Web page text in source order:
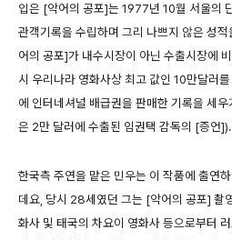
입은 [악어의 공포]는 1977년 10월 서울의
관객기록을 수립하며 그리 나쁘지 않은 성
어의 공포]가 내수시장이 아닌 수출시장에
시 우리나라 영화사상 최고 값인 10만달러
에 인터네셔널 배급권을 판매한 기록을 세
은 2만 달러에 수출된 임권택 감독의 [증언]).
한국측 주연을 맡은 민우는 이 작품에 출연
데요, 당시 28세였던 그는 [악어의 공포] 촬
화사 및 태국의 차요이 영화사 등으로부터